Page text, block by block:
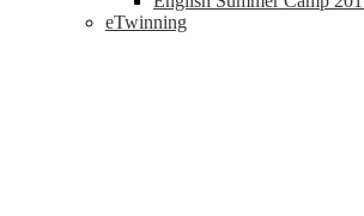
eTwinning